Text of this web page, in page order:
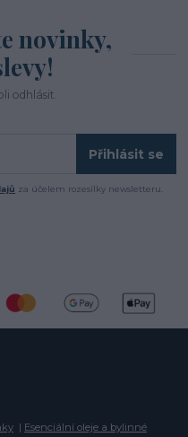
novinky,
odhlásit.
Přihlásit se
za účelem rozesílky newsletteru.
| Esenciální oleje a bylinné